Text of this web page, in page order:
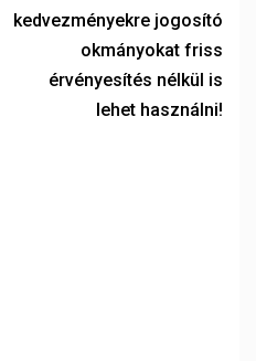
kedvezményekre jogosító
okmányokat friss
érvényesítés nélkül is
lehet használni!